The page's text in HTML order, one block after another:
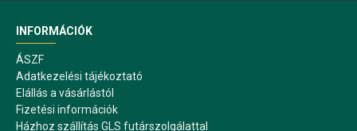
INFORMÁCIÓK
ÁSZF
Adatkezelési tájékoztató
Elállás a vásárlástól
Fizetési információk
Házhoz szállítás GLS futárszolgálattal